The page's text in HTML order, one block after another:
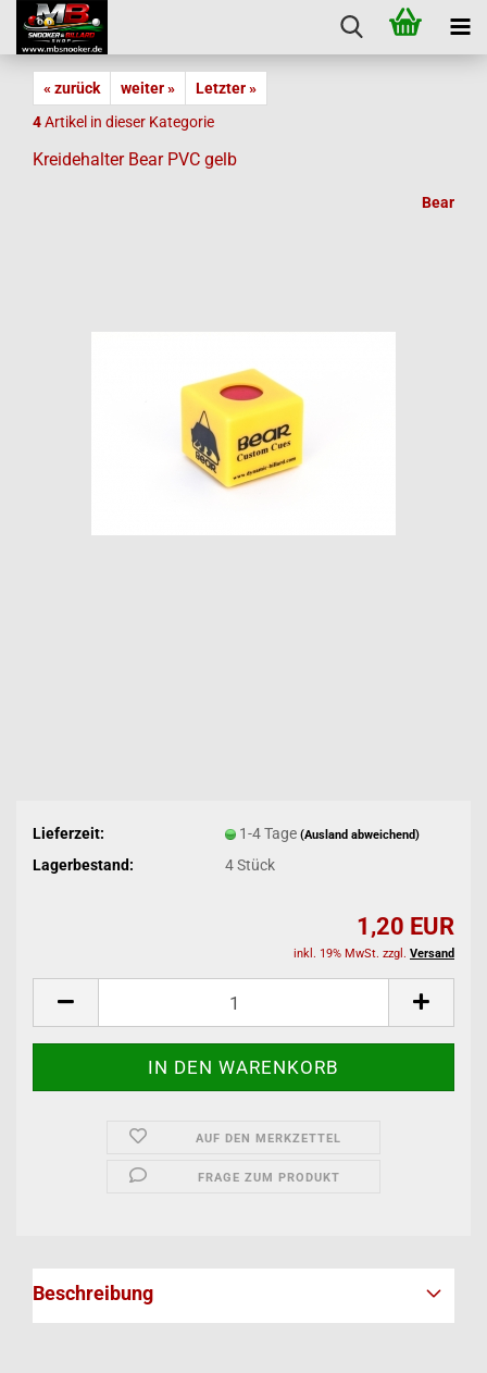
« zurück weiter »
Letzter »
4Artikel in dieser Kategorie
Kreidehalter Bear PVC gelb
Bear
Lieferzeit: 1-4 Tage (Ausland abweichend)
Lagerbestand: 4Stück
1,20 EUR
inkl. 19% MwSt. zzgl. Versand
AUF DEN MERKZETTEL
FRAGE ZUM PRODUKT
Beschreibung